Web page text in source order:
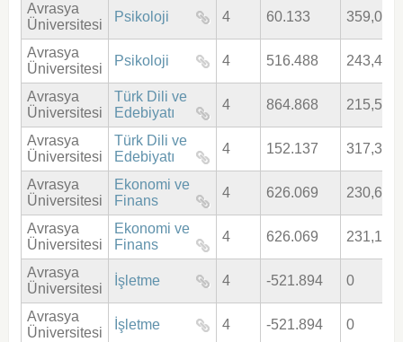
Avrasya
Üniversitesi
Psikoloji 4 60.133
Avrasya
Üniversitesi
Psikoloji 4 516.488
Avrasya
Üniversitesi
Türk Dili ve
Edebiyatı
4 864.868
Avrasya
Üniversitesi
Türk Dili ve
Edebiyatı
4 152.137
Avrasya
Üniversitesi
Ekonomi ve
Finans
4 626.069
Avrasya
Üniversitesi
Ekonomi ve
Finans
4 626.069
Avrasya
Üniversitesi
İşletme 4 -521.894 0
Avrasya
Üniversitesi
İşletme 4 -521.894 0